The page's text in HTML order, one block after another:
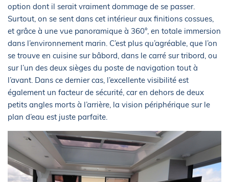
option dont il serait vraiment dommage de se passer.
Surtout, on se sent dans cet intérieur aux finitions cossues,
et grâce à une vue panoramique à 360°, en totale immersion
dans l’environnement marin. C’est plus qu’agréable, que l’on
se trouve en cuisine sur bâbord, dans le carré sur tribord, ou
sur l’un des deux sièges du poste de navigation tout à
l’avant. Dans ce dernier cas, l’excellente visibilité est
également un facteur de sécurité, car en dehors de deux
petits angles morts à l’arrière, la vision périphérique sur le
plan d’eau est juste parfaite.